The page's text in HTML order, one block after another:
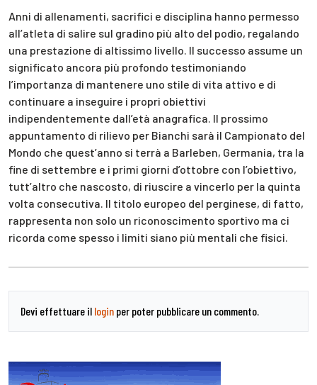
Anni di allenamenti, sacrifici e disciplina hanno permesso
all’atleta di salire sul gradino più alto del podio, regalando
una prestazione di altissimo livello. Il successo assume un
significato ancora più profondo testimoniando
l’importanza di mantenere uno stile di vita attivo e di
continuare a inseguire i propri obiettivi
indipendentemente dall’età anagrafica. Il prossimo
appuntamento di rilievo per Bianchi sarà il Campionato del
Mondo che quest’anno si terrà a Barleben, Germania, tra la
fine di settembre e i primi giorni d’ottobre con l’obiettivo,
tutt’altro che nascosto, di riuscire a vincerlo per la quinta
volta consecutiva. Il titolo europeo del perginese, di fatto,
rappresenta non solo un riconoscimento sportivo ma ci
ricorda come spesso i limiti siano più mentali che fisici.
Devi effettuare il login per poter pubblicare un commento.